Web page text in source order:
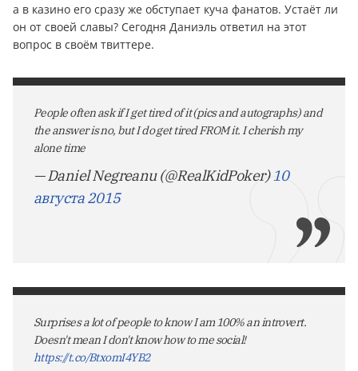
а в казино его сразу же обступает куча фанатов. Устаёт ли
он от своей славы? Сегодня Даниэль ответил на этот
вопрос в своём твиттере.
People often ask if I get tired of it (pics and autographs) and
the answer is no, but I do get tired FROM it. I cherish my
alone time
— Daniel Negreanu (@RealKidPoker)10
августа 2015
Surprises a lot of people to know I am 100% an introvert.
Doesn't mean I don't know how to me social!
https://t.co/BtxomI4YB2